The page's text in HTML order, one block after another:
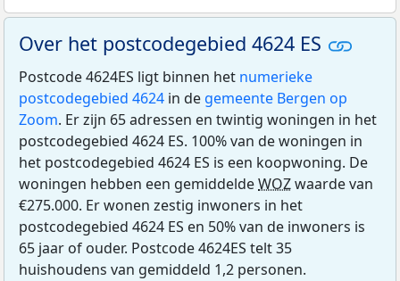
Over het postcodegebied 4624 ES
Postcode 4624ES ligt binnen het numerieke
postcodegebied 4624 in de gemeente Bergen op
Zoom. Er zijn 65 adressen en twintig woningen in het
postcodegebied 4624 ES. 100% van de woningen in
het postcodegebied 4624 ES is een koopwoning. De
woningen hebben een gemiddeldeWOZwaarde van
€275.000. Er wonen zestig inwoners in het
postcodegebied 4624 ES en 50% van de inwoners is
65 jaar of ouder. Postcode 4624ES telt 35
huishoudens van gemiddeld 1,2 personen.